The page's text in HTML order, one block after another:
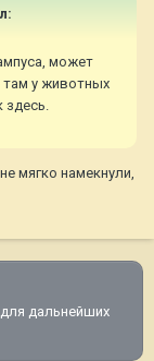
может
у животных
здесь.
мягко намекнули,
дальнейших